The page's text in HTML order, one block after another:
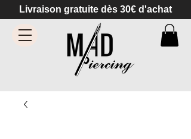
Livraison gratuite dès 30€ d'achat